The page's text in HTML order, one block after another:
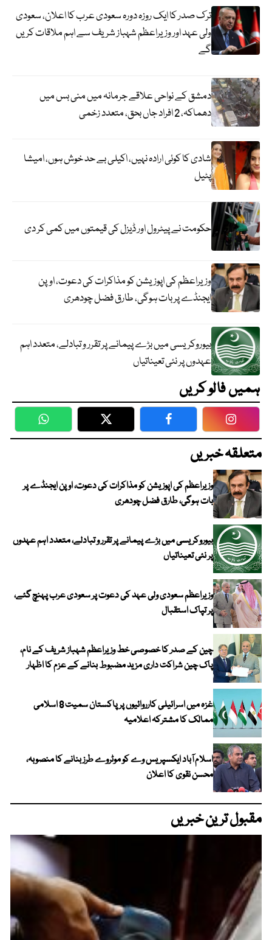
ترک صدر کا ایک روزہ دورہ سعودی عرب کا اعلان، سعودی
ولی عہد اور وزیراعظم شہباز شریف سے اہم ملاقات کریں
گے
دمشق کے نواحی علاقے جرمانہ میں منی بس میں
دھماکہ، 2 افراد جاں بحق، متعدد زخمی
شادی کا کوئی ارادہ نہیں، اکیلی بے حد خوش ہوں، امیشا
پٹیل
حکومت نے پیٹرول اور ڈیزل کی قیمتوں میں کمی کر دی
وزیراعظم کی اپوزیشن کو مذاکرات کی دعوت، اوپن
ایجنڈے پر بات ہوگی، طارق فضل چودھری
بیوروکریسی میں بڑے پیمانے پر تقرر و تبادلے، متعدد اہم
عہدوں پر نئی تعیناتیاں
ہمیں فالو کریں
WhatsApp Twitter Facebook
متعلقہ خبریں
وزیراعظم کی اپوزیشن کو مذاکرات کی دعوت، اوپن ایجنڈے پر
بات ہوگی، طارق فضل چودھری
بیوروکریسی میں بڑے پیمانے پر تقرر و تبادلے، متعدد اہم عہدوں
پر نئی تعیناتیاں
وزیراعظم سعودی ولی عہد کی دعوت پر سعودی عرب پہنچ گئے،
پر تپاک استقبال
چین کے صدر کا خصوصی خط وزیراعظم شہباز شریف کے نام،
پاک چین شراکت داری مزید مضبوط بنانے کے عزم کا اظہار
غزہ میں اسرائیلی کارروائیوں پر پاکستان سمیت 8 اسلامی
ممالک کا مشترکہ اعلامیہ
اسلام آباد ایکسپریس وے کو موٹروے طرز بنانے کا منصوبہ،
محسن نقوی کا اعلان
مقبول ترین خبریں